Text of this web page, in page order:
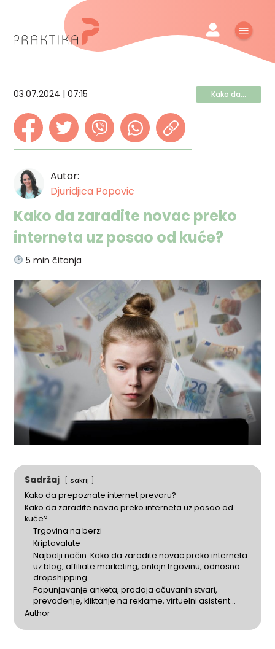
03.07.2024 | 07:15 Kako da...
Autor:
Djuridjica Popovic
Kako da zaradite novac preko
interneta uz posao od kuće?
5 min čitanja
Sadržaj sakrij
Kako da prepoznate internet prevaru?
Kako da zaradite novac preko interneta uz posao od
kuće?
Trgovina na berzi
Kriptovalute
Najbolji način: Kako da zaradite novac preko interneta
uz blog, affiliate marketing, onlajn trgovinu, odnosno
dropshipping
Popunjavanje anketa, prodaja očuvanih stvari,
prevođenje, kliktanje na reklame, virtuelni asistent…
Author